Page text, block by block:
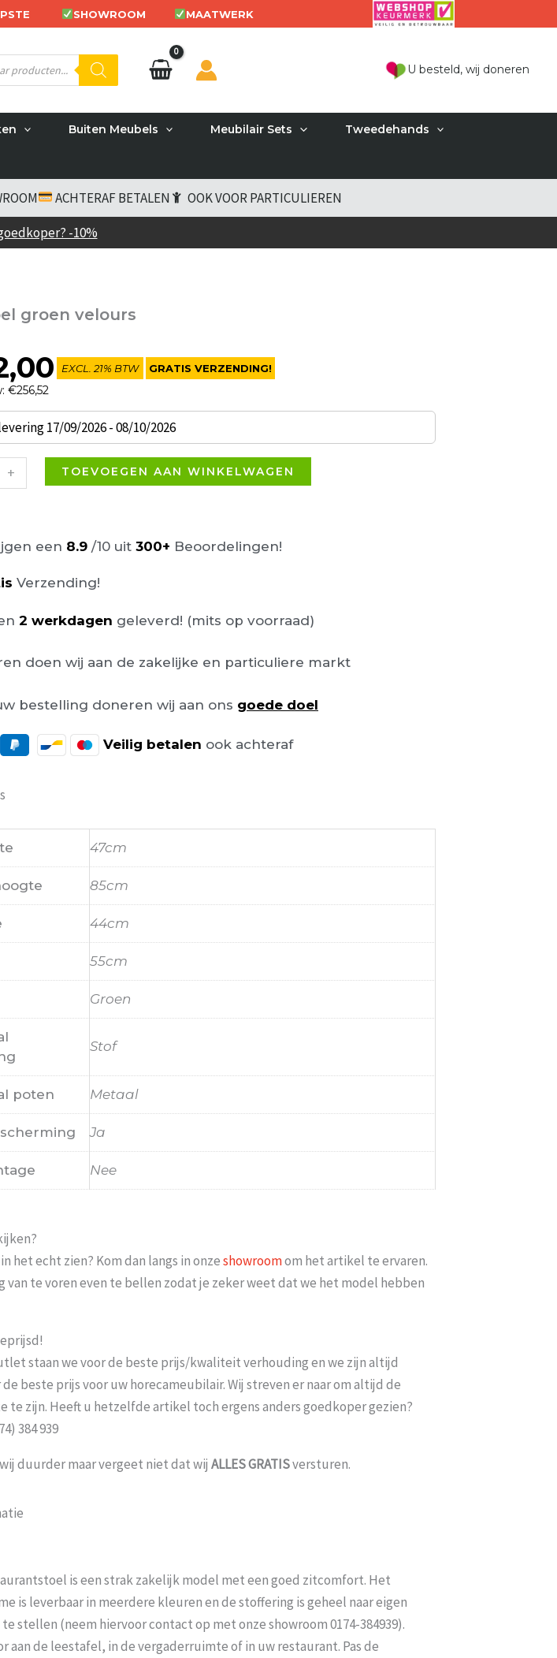
SHOWROOM MAATWERK
U besteld, wij doneren
Buiten Meubels Meubilair Sets Tweedehands
ACHTERAF BETALEN
OOK VOOR PARTICULIEREN
-10%
- 21 januari 2026
groen velours
€256,52
EXCL. 21% BTW GRATIS VERZENDING!
17/09/2026 - 08/10/2026
+ TOEVOEGEN AAN WINKELWAGEN
een 8.9 /10 uit 300+ Beoordelingen!
Verzending!
2 werkdagen geleverd! (mits op voorraad)
doen wij aan de zakelijke en particuliere markt
bestelling doneren wij aan ons goede doel
Veilig betalen ook achteraf
47cm
85cm
44cm
55cm
Groen
Stof
poten Metaal
Ja
Nee
het echt zien? Kom dan langs in onzeshowroomom het artikel te ervaren.
van te voren even te bellen zodat je zeker weet dat we het model hebben
staan we voor de beste prijs/kwaliteit verhouding en we zijn altijd
beste prijs voor uw horecameubilair. Wij streven er naar om altijd de
te zijn. Heeft u hetzelfde artikel toch ergens anders goedkoper gezien?
384 939
duurder maar vergeet niet dat wij ALLESGRATISversturen.
is een strak zakelijk model met een goed zitcomfort. Het
is leverbaar in meerdere kleuren en de stoffering is geheel naar eigen
te stellen (neem hiervoor contact op met onze showroom 0174-384939).
aan de leestafel, in de vergaderruimte of in uw restaurant. Pas de